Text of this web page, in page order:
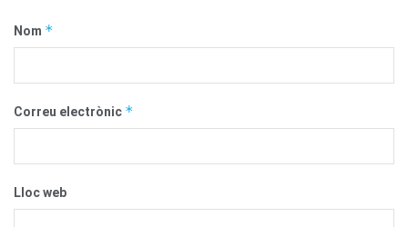
Nom *
Correu electrònic *
Lloc web